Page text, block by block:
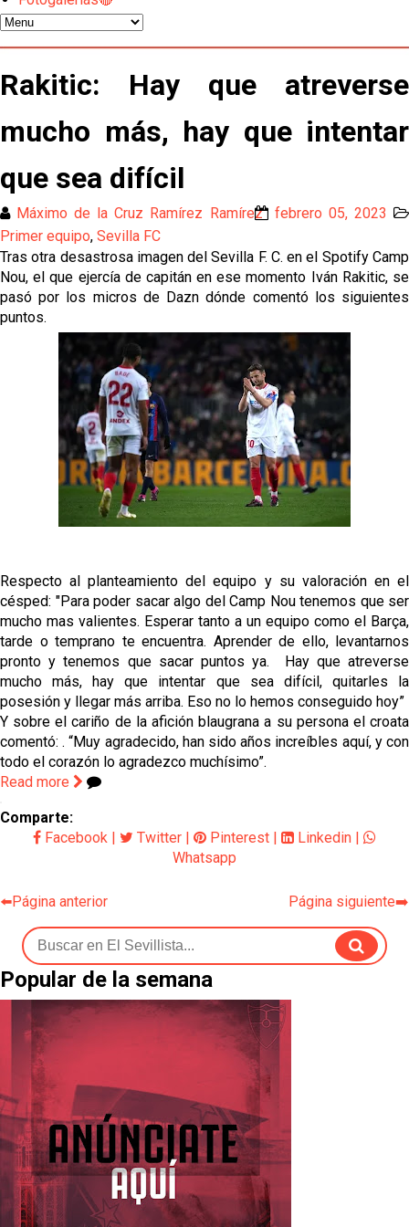
gestión de un inválido Consejo
El Sevilla C se queda en Tercera Federación
Luis García Plaza: No sufrir ya es un paso adelante
El Sevilla FC plantea ampliar hasta cinco fichajes
más antes del cierre
Djibril Sow pone rumbo a Italia para firmar su nuevo
contrato con el Genoa
Kochorashvili, seria opción para reforzar el centro
del campo sevillista
Sow muy cerca de cerrar su traspaso al Genoa
Oso es el siguiente en la lista para salir
Banquillos confirmados: así queda la cantera del
Sevilla Femenino para la 2026/27
Celta y Rayo agitan el mercado de La Liga
Previa | El Sevilla FC cierra la pretemporada con el
exigente choque ante el Bayer Leverkusen
Rakitic: Hay que atreverse
mucho más, hay que intentar
que sea difícil
Máximo de la Cruz Ramírez Ramírez
febrero 05, 2023
Primer equipo, Sevilla FC
Tras otra desastrosa imagen del Sevilla F. C. en el Spotify Camp
Nou, el que ejercía de capitán en ese momento Iván Rakitic, se
pasó por los micros de Dazn dónde comentó los siguientes
puntos.
Respecto al planteamiento del equipo y su valoración en el
césped: "Para poder sacar algo del Camp Nou tenemos que ser
mucho mas valientes. Esperar tanto a un equipo como el Barça,
tarde o temprano te encuentra. Aprender de ello, levantarnos
pronto y tenemos que sacar puntos ya. Hay que atreverse
mucho más, hay que intentar que sea difícil, quitarles la
posesión y llegar más arriba. Eso no lo hemos conseguido hoy”
Y sobre el cariño de la afición blaugrana a su persona el croata
comentó: . “Muy agradecido, han sido años increíbles aquí, y con
todo el corazón lo agradezco muchísimo”.
Read more
Comparte:
Facebook
Twitter Pinterest Linkedin
Whatsapp
⬅️Página anterior Página siguiente➡️
Popular de la semana